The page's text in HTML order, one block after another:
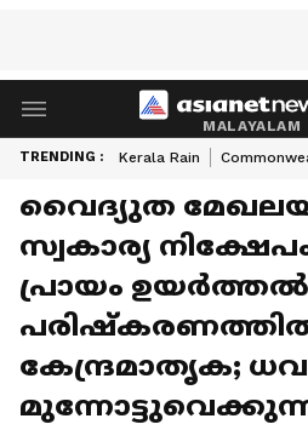
MALAYALAM
TRENDING : Kerala Rain
വൈദ്യുത
സ്വകാര്യ
പ്രായം
കേന്ദ്രമാതൃക;